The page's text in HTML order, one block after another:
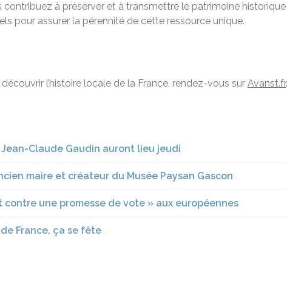
à préserver et à transmettre le patrimoine
pour assurer la pérennité de cette ressource unique.
l’histoire locale de la France, rendez-vous sur Avanst.fr.
Claude Gaudin auront lieu jeudi
maire et créateur du Musée Paysan Gascon
une promesse de vote » aux européennes
France, ça se fête